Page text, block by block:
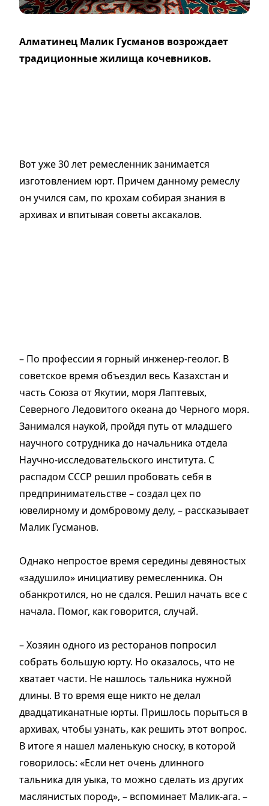
Алматинец Малик Гусманов возрождает
традиционные жилища кочевников.
Вот уже 30 лет ремесленник занимается
изготовлением юрт. Причем данному ремеслу
он учился сам, по крохам собирая знания в
архивах и впитывая советы аксакалов.
– По профессии я горный инженер-геолог. В
советское время объездил весь Казахстан и
часть Союза от Якутии, моря Лаптевых,
Северного Ледовитого океана до Черного моря.
Занимался наукой, пройдя путь от младшего
научного сотрудника до начальника отдела
Научно-исследовательского института. С
распадом СССР решил пробовать себя в
предпринимательстве – создал цех по
ювелирному и домбровому делу, – рассказывает
Малик Гусманов.
Однако непростое время середины девяностых
«задушило» инициативу ремесленника. Он
обанкротился, но не сдался. Решил начать все с
начала. Помог, как говорится, случай.
– Хозяин одного из ресторанов попросил
собрать большую юрту. Но оказалось, что не
хватает части. Не нашлось тальника нужной
длины. В то время еще никто не делал
двадцатиканатные юрты. Пришлось порыться в
архивах, чтобы узнать, как решить этот вопрос.
В итоге я нашел маленькую сноску, в которой
говорилось: «Если нет очень длинного
тальника для уыка, то можно сделать из других
маслянистых пород», – вспоминает Малик-ага. –